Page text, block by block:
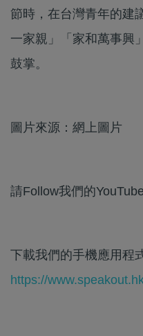
節時，在台灣青年的建
一家親」「家和萬事興
鼓掌。
圖片來源：網上圖片
請Follow我們的
下載我們的手機應用程
https://